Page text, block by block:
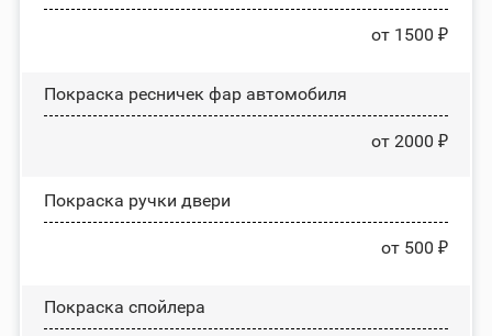
от 1500 ₽
Покраска ресничек фар автомобиля
от 2000 ₽
Покраска ручки двери
от 500 ₽
Покраска спойлера